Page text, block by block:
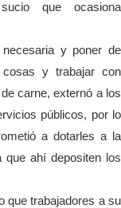
que ocasiona
y poner de
y trabajar con
carne, externó a los
públicos, por lo
a dotarles a la
que ahí depositen los
que trabajadores a su